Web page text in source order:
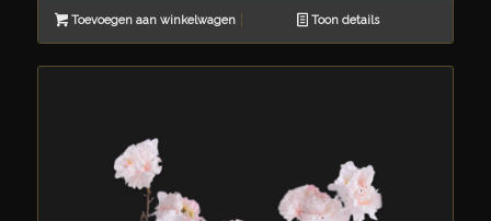
Toevoegen aan winkelwagen Toon details